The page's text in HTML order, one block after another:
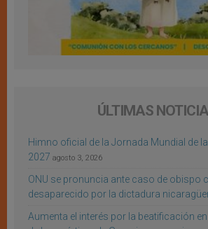
ÚLTIMAS
Himno oficial de la Jornada Mundial de la
2027 agosto 3, 2026
ONU se pronuncia ante caso de obispo
desaparecido por la dictadura
Aumenta el interés por la beatificación